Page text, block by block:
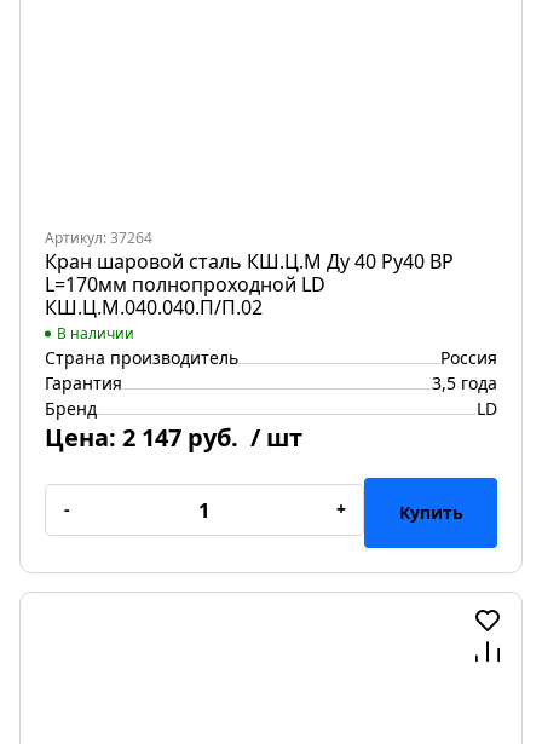
Артикул: 37264
Кран шаровой сталь КШ.Ц.М Ду 40 Ру40 ВР
L=170мм полнопроходной LD
КШ.Ц.М.040.040.П/П.02
В наличии
Страна производитель
Россия
Гарантия
3,5 года
Бренд
LD
Цена: 2 147 руб. / шт
- + Купить